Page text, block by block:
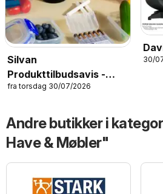
Silvan
Produkttilbudsavis -
Skolestart
fra torsdag 30/07/2026
30/
Andre butikker i
Have & Møbler"